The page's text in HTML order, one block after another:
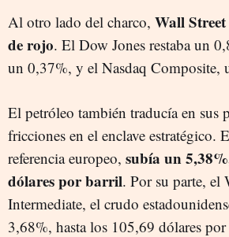
Al otro lado del charco, Wall
de rojo. El Dow Jones restaba un
un 0,37%, y el Nasdaq Composite,
El petróleo también traducía en sus
fricciones en el enclave estratégico.
referencia europeo, subía un
dólares por barril. Por su parte, el
Intermediate, el crudo
3,68%, hasta los 105,69 dólares